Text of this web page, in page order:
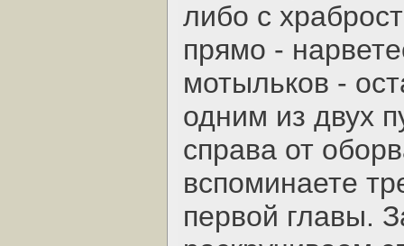
либо с
прямо -
мотыльков -
одним из двух
справа от
вспоминаете
первой главы.